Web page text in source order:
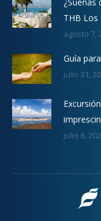
THB Los
agosto 7,
Guía
julio 31,
julio 6,